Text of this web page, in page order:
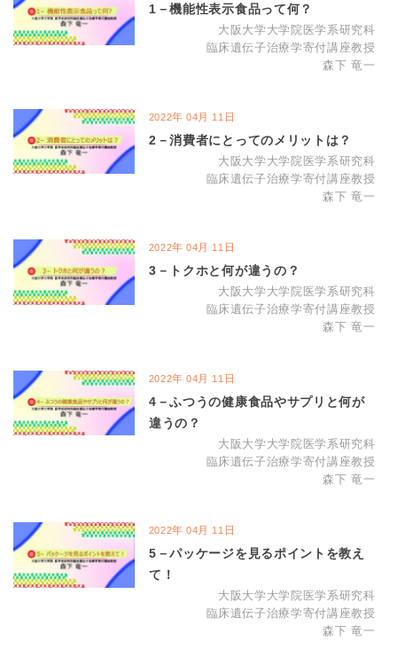
1－機能性表示食品って何？
大阪大学大学院医学系研究科
臨床遺伝子治療学寄付講座教授
森下 竜一
2022年 04月 11 日
2－消費者にとってのメリットは？
大阪大学大学院医学系研究科
臨床遺伝子治療学寄付講座教授
森下 竜一
2022年 04月 11 日
3－トクホと何が違うの？
大阪大学大学院医学系研究科
臨床遺伝子治療学寄付講座教授
森下 竜一
2022年 04月 11 日
4－ふつうの健康食品やサプリと何が
違うの？
大阪大学大学院医学系研究科
臨床遺伝子治療学寄付講座教授
森下 竜一
2022年 04月 11 日
5－パッケージを見るポイントを教え
て！
大阪大学大学院医学系研究科
臨床遺伝子治療学寄付講座教授
森下 竜一